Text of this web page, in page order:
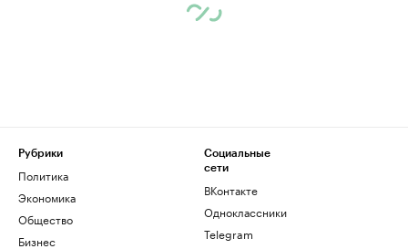
Рубрики
Политика
Экономика
Общество
Бизнес
Социальные
сети
ВКонтакте
Одноклассники
Telegram